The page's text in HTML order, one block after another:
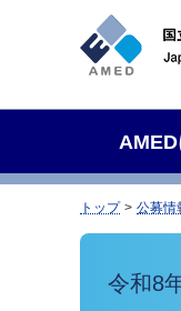
トップ 公募情
令和8